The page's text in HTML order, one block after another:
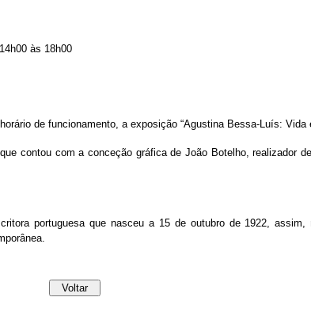
às 18h00
de funcionamento, a exposição “Agustina Bessa-Luís: Vida
contou com a conceção gráfica de João Botelho, realizador
portuguesa que nasceu a 15 de outubro de 1922,